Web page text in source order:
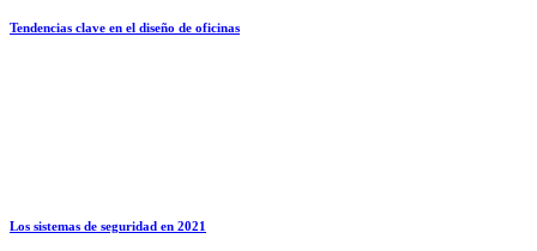
Tendencias clave en el diseño de oficinas
Los sistemas de seguridad en 2021